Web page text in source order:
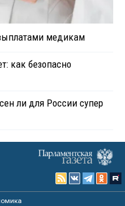
медикам
как безопасно
ли для России супер